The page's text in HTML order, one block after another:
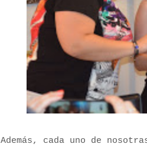
Además, cada uno de